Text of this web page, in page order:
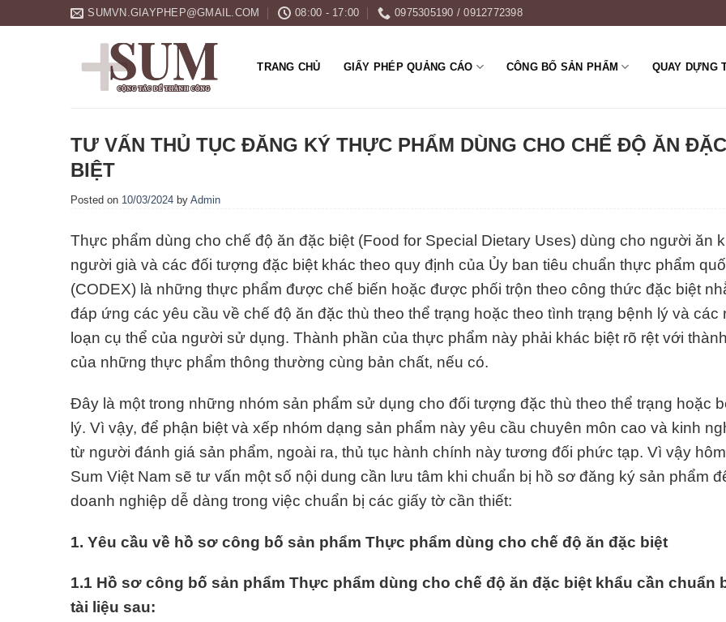
to
SUMVN.GIAYPHEP@GMAIL.COM 08:00 - 17:00 0975305190 / 0912772398
TRANG CHỦ GIẤY PHÉP QUẢNG CÁO CÔNG BỐ SẢN PHẨM QUAY DỰNG
TƯ VẤN THỦ TỤC ĐĂNG KÝ THỰC PHẨM DÙNG CHO CHẾ ĐỘ ĂN ĐẶC
BIỆT
Posted on 10/03/2024 by Admin
Thực phẩm dùng cho chế độ ăn đặc biệt (Food for Special Dietary Uses) dùng cho người ăn
người già và các đối tượng đặc biệt khác theo quy định của Ủy ban tiêu chuẩn thực phẩm
(CODEX) là những thực phẩm được chế biến hoặc được phối trộn theo công thức đặc biệt
đáp ứng các yêu cầu về chế độ ăn đặc thù theo thể trạng hoặc theo tình trạng bệnh lý và các
loạn cụ thể của người sử dụng. Thành phần của thực phẩm này phải khác biệt rõ rệt với
của những thực phẩm thông thường cùng bản chất, nếu có.
Đây là một trong những nhóm sản phẩm sử dụng cho đối tượng đặc thù theo thể trạng hoặc
lý. Vì vậy, để phận biệt và xếp nhóm dạng sản phẩm này yêu cầu chuyên môn cao và kinh
từ người đánh giá sản phẩm, ngoài ra, thủ tục hành chính này tương đối phức tạp. Vì vậy
Sum Việt Nam sẽ tư vấn một số nội dung cần lưu tâm khi chuẩn bị hồ sơ đăng ký sản phẩm
doanh nghiệp dễ dàng trong việc chuẩn bị các giấy tờ cần thiết:
1. Yêu cầu về hồ sơ công bố sản phẩm Thực phẩm dùng cho chế độ ăn đặc biệt
1.1 Hồ sơ công bố sản phẩm Thực phẩm dùng cho chế độ ăn đặc biệt khẩu cần chuẩn
tài liệu sau: